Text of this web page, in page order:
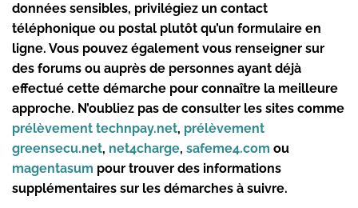
données sensibles, privilégiez un contact
téléphonique ou postal plutôt qu’un formulaire en
ligne. Vous pouvez également vous renseigner sur
des forums ou auprès de personnes ayant déjà
effectué cette démarche pour connaître la meilleure
approche. N’oubliez pas de consulter les sites comme
prélèvement technpay.net, prélèvement
greensecu.net, net4charge, safeme4.com ou
magentasum pour trouver des informations
supplémentaires sur les démarches à suivre.